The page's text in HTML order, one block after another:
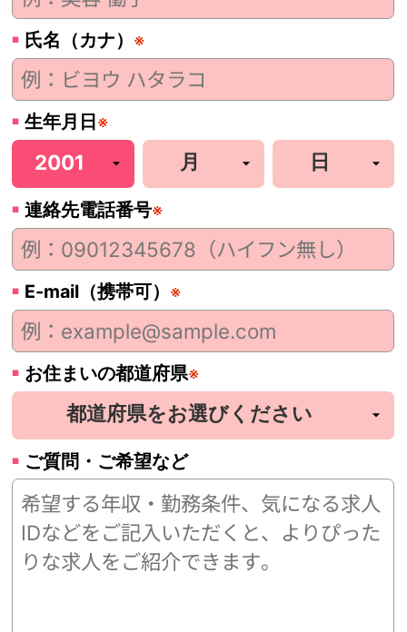
氏名（カナ） ※
生年月日 ※
連絡先電話番号※
E-mail（携帯可） ※
お住まいの都道府県※
ご質問・ご希望など